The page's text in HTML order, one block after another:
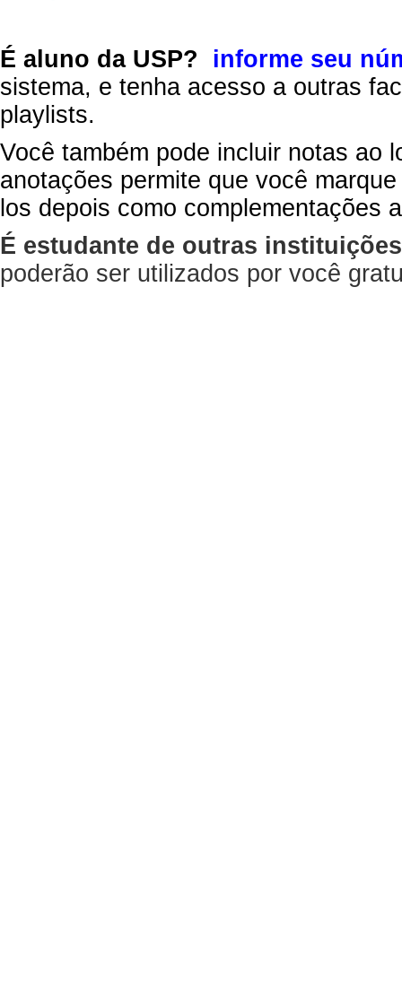
É aluno da USP?
informe seu
sistema, e tenha acesso a outras
playlists.
Você também pode incluir notas ao
anotações permite que você
los depois como complementações
É estudante de outras
poderão ser utilizados por você